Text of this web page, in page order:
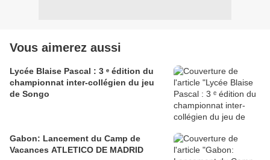
Vous aimerez aussi
Lycée Blaise Pascal : 3 ᵉ édition du
championnat inter-collégien du jeu
de Songo
Gabon: Lancement du Camp de
Vacances ATLETICO DE MADRID